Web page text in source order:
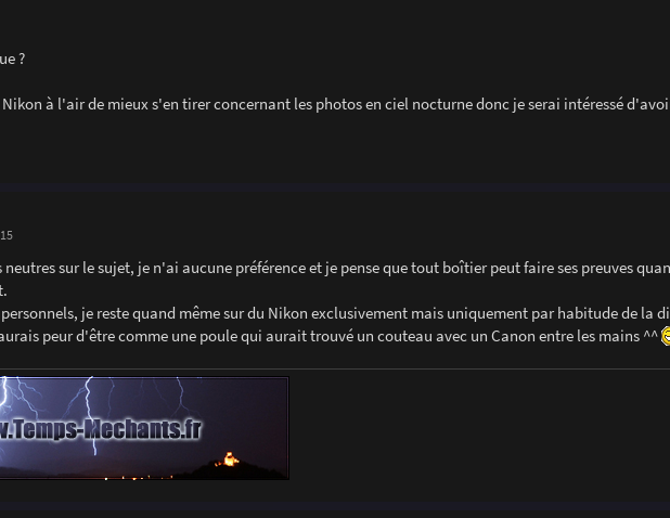
?
à l'air de mieux s'en tirer concernant les photos en ciel nocturne donc je serai intéressé
sur le sujet, je n'ai aucune préférence et je pense que tout boîtier peut faire ses preuves
je reste quand même sur du Nikon exclusivement mais uniquement par habitude de la
peur d'être comme une poule qui aurait trouvé un couteau avec un Canon entre les mains ^^